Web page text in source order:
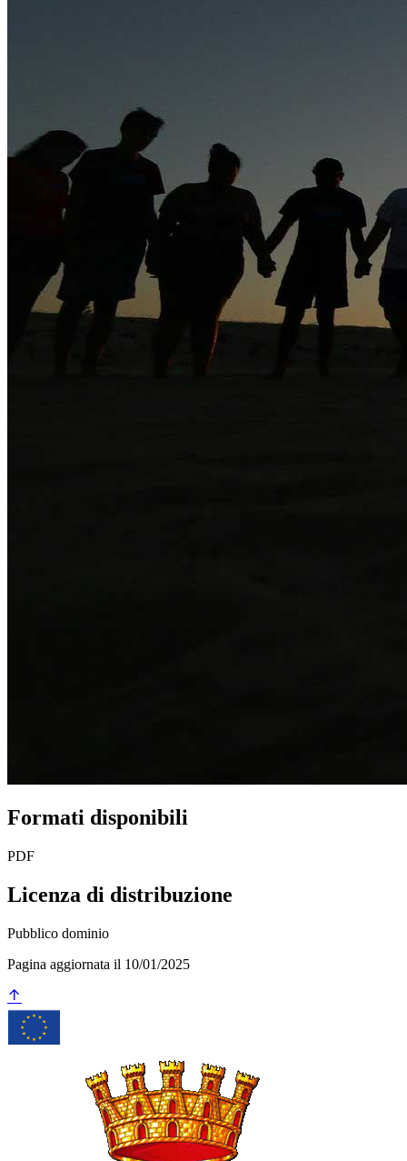
Formati disponibili
PDF
Licenza di distribuzione
Pubblico dominio
Pagina aggiornata il 10/01/2025